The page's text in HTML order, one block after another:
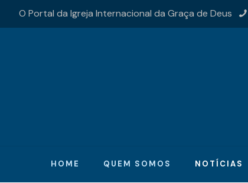
O Portal da Igreja Internacional da Graça de Deus
HOME QUEM SOMOS NOTÍCIAS